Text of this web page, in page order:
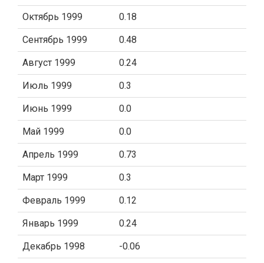
Октябрь 1999 0.18
Сентябрь 1999 0.48
Август 1999 0.24
Июль 1999 0.3
Июнь 1999 0.0
Май 1999 0.0
Апрель 1999 0.73
Март 1999 0.3
Февраль 1999 0.12
Январь 1999 0.24
Декабрь 1998 -0.06